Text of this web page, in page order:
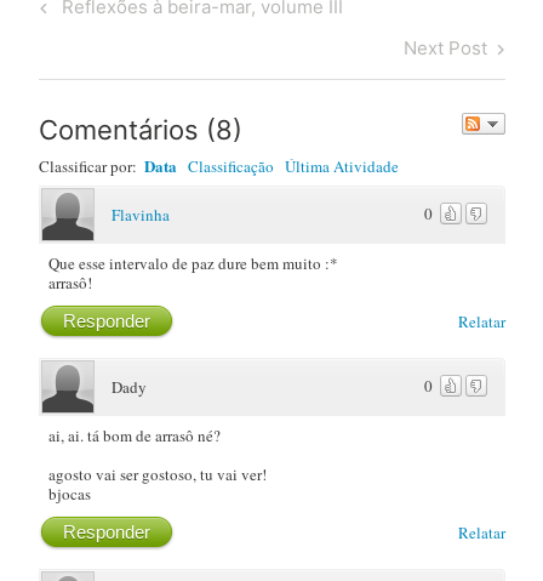
Previous
Reflexões à beira-mar, volume III
Next
Post
Next Post
Comentários (8)
Classificar por: Data Classificação Última Atividade
0
Flavinha
Que esse intervalo de paz dure bem muito :*
arrasô!
Relatar
Responder
0
Dady
ai, ai. tá bom de arrasô né?
agosto vai ser gostoso, tu vai ver!
bjocas
Relatar
Responder